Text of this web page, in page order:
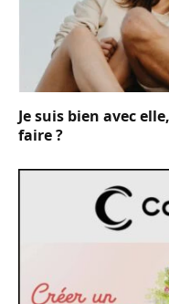
Je suis bien avec
faire ?